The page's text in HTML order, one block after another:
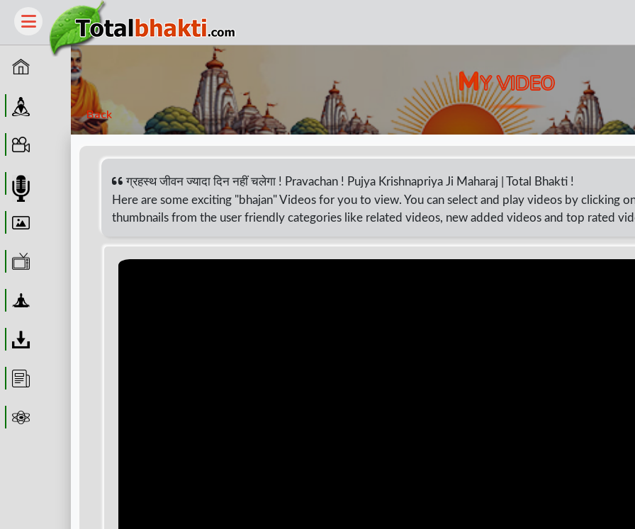
Home
Guru
MY VIDEO
Back
ग्रहस्थ जीवन ज्यादा दिन नहीं चलेगा ! Pravachan ! Pujya Krishnapriya Ji Maharaj | Total Bhakti !
Here are some exciting "bhajan" Videos for you to view. You can select and play videos by clicking
thumbnails from the user friendly categories like related videos, new added videos and top rated